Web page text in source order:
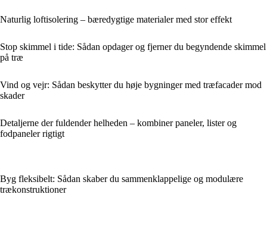
Naturlig loftisolering – bæredygtige materialer med stor effekt
Stop skimmel i tide: Sådan opdager og fjerner du begyndende skimmel
på træ
Vind og vejr: Sådan beskytter du høje bygninger med træfacader mod
skader
Detaljerne der fuldender helheden – kombiner paneler, lister og
fodpaneler rigtigt
Byg fleksibelt: Sådan skaber du sammenklappelige og modulære
trækonstruktioner